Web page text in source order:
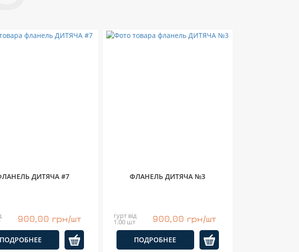
ДИТЯЧА #7
900,00 грн/шт
ПОДРОБНЕЕ
ФЛАНЕЛЬ ДИТЯЧА №3
гурт від
1.00 шт 900,00 грн/шт
ПОДРОБНЕЕ